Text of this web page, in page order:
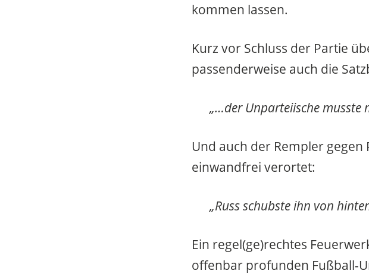
kommen lassen.
Kurz vor Schluss der Partie
passenderweise auch die
„…der Unparteiische musste
Und auch der Rempler
einwandfrei verortet:
„Russ schubste ihn von
Ein regel(ge)rechtes
offenbar profunden Fußball-